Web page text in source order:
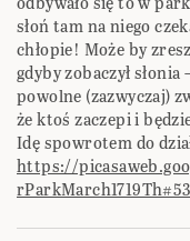
słoń tam na niego
chłopie! Może by
gdyby zobaczył
powolne (zazwyczaj)
że ktoś zaczepi i
Idę spowrotem do
https://